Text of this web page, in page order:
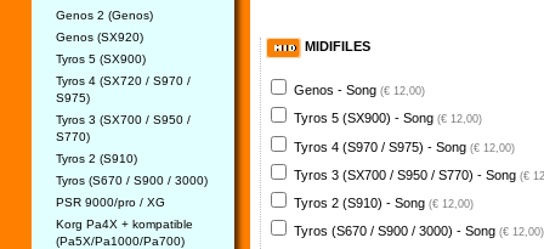
Genos 2 (Genos)
Genos (SX920)
Tyros 5 (SX900)
Tyros 4 (SX720 / S970 /
S975)
Tyros 3 (SX700 / S950 /
S770)
Tyros 2 (S910)
Tyros (S670 / S900 / 3000)
PSR 9000/pro / XG
Korg Pa4X + kompatible
(Pa5X/Pa1000/Pa700)
MIDIFILES
Genos - Song (€ 12,00)
Tyros 5 (SX900) - Song (€ 12,00)
Tyros 4 (S970 / S975) - Song (€ 12,00)
Tyros 3 (SX700 / S950 / S770) - Song (€
Tyros 2 (S910) - Song (€ 12,00)
Tyros (S670 / S900 / 3000) - Song (€ 12,00)